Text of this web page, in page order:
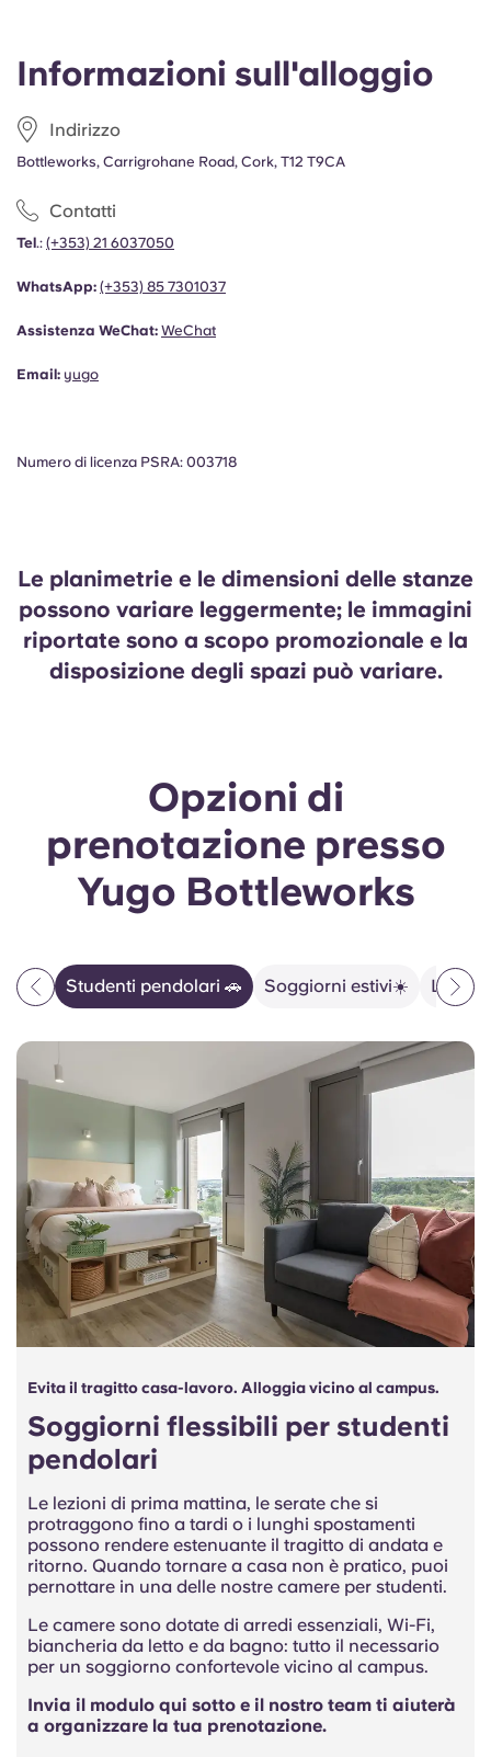
Informazioni sull'alloggio
Indirizzo
Bottleworks, Carrigrohane Road, Cork, T12 T9CA
Contatti
Tel.: (+353) 21 6037050
WhatsApp: (+353) 85 7301037
Assistenza WeChat: WeChat
Email: yugo
Numero di licenza PSRA: 003718
Le planimetrie e le dimensioni delle stanze
possono variare leggermente; le immagini
riportate sono a scopo promozionale e la
disposizione degli spazi può variare.
Opzioni di
prenotazione presso
Yugo Bottleworks
Studenti pendolari 🚗 Soggiorni estivi☀️ La
Evita il tragitto casa-lavoro. Alloggia vicino al campus.
Soggiorni flessibili per studenti
pendolari
Le lezioni di prima mattina, le serate che si
protraggono fino a tardi o i lunghi spostamenti
possono rendere estenuante il tragitto di andata e
ritorno. Quando tornare a casa non è pratico, puoi
pernottare in una delle nostre camere per studenti.
Le camere sono dotate di arredi essenziali, Wi-Fi,
biancheria da letto e da bagno: tutto il necessario
per un soggiorno confortevole vicino al campus.
Invia il modulo qui sotto e il nostro team ti aiuterà
a organizzare la tua prenotazione.